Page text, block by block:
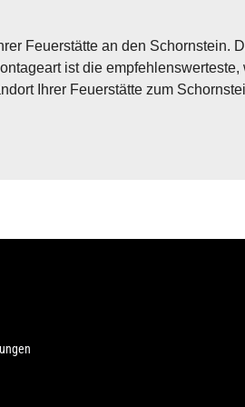
Feuerstätte an den Schornstein.
ist die
Ihrer Feuerstätte zum